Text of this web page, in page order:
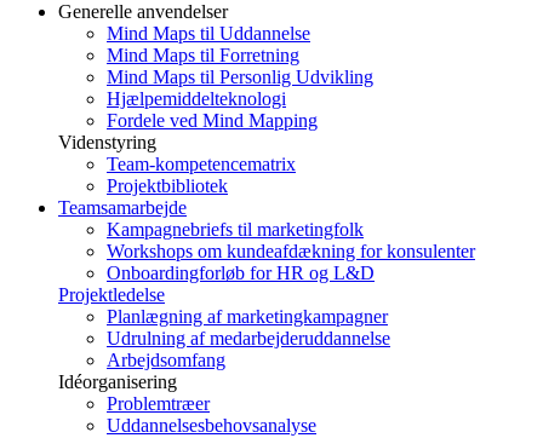
Generelle anvendelser
Mind Maps til Uddannelse
Mind Maps til Forretning
Mind Maps til Personlig Udvikling
Hjælpemiddelteknologi
Fordele ved Mind Mapping
Videnstyring
Team-kompetencematrix
Projektbibliotek
Teamsamarbejde
Kampagnebriefs til marketingfolk
Workshops om kundeafdækning for konsulenter
Onboardingforløb for HR og L&D
Projektledelse
Planlægning af marketingkampagner
Udrulning af medarbejderuddannelse
Arbejdsomfang
Idéorganisering
Problemtræer
Uddannelsesbehovsanalyse